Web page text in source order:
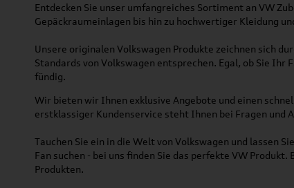
Entdecken Sie unser umfangreiches Sortiment an VW
Gepäckraumeinlagen bis hin zu hochwertiger Kleidung
Unsere originalen Volkswagen Produkte zeichnen sich
Standards von Volkswagen entsprechen. Egal, ob Sie
fündig.
Wir bieten wir Ihnen exklusive Angebote und einen
erstklassiger Kundenservice steht Ihnen bei Fragen und
Tauchen Sie ein in die Welt von Volkswagen und lassen
Fan suchen - bei uns finden Sie das perfekte VW
Produkten.